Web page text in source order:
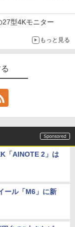
27型4Kモニター
もっと見る
「AINOTE 2」は
ール「M6」に新